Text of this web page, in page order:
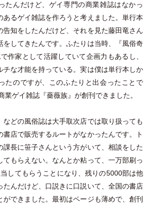
たんだけど、ゲイ専門の商業雑誌はなかっ
あるゲイ雑誌を作ろうと考えました。単行本
告知をしたんだけど、それを見た藤田竜さん
をしてきたんです。ふたりは当時、『風俗奇
作家として活躍していて企画力もあるし、
チな才能を持っている。実は僕は単行本しか
たのですが、このふたりと出会ったことで
業ゲイ雑誌『薔薇族』が創刊できました。
などの風俗誌は大手取次店では取り扱っても
書店で販売するルートがなかったんです。ト
課長に笹子さんという方がいて、相談をした
てもらえない。なんとか粘って、一万部刷っ
してもらうことになり、残りの5000部は他
たんだけど、口説きに口説いて、全国の書店
ができました。最初はページも薄めで、創刊